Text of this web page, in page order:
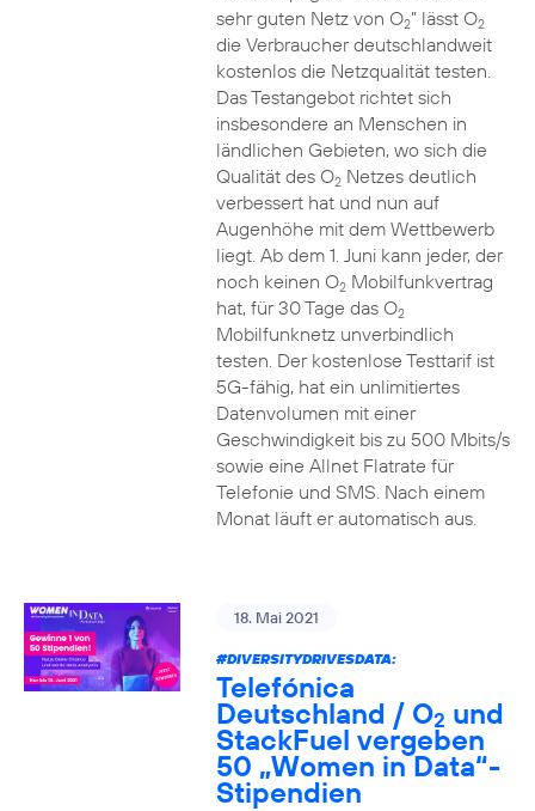
sehr guten Netz von O2” lässt O2
die Verbraucher deutschlandweit
kostenlos die Netzqualität testen.
Das Testangebot richtet sich
insbesondere an Menschen in
ländlichen Gebieten, wo sich die
Qualität des O2Netzes deutlich
verbessert hat und nun auf
Augenhöhe mit dem Wettbewerb
liegt. Ab dem 1. Juni kann jeder, der
noch keinen O2Mobilfunkvertrag
hat, für 30 Tage das O2
Mobilfunknetz unverbindlich
testen. Der kostenlose Testtarif ist
5G-fähig, hat ein unlimitiertes
Datenvolumen mit einer
Geschwindigkeit bis zu 500 Mbits/s
sowie eine Allnet Flatrate für
Telefonie und SMS. Nach einem
Monat läuft er automatisch aus.
18. Mai 2021
#DIVERSITYDRIVESDATA:
Telefónica
Deutschland / O2 und
StackFuel vergeben
50 „Women in Data“-
Stipendien